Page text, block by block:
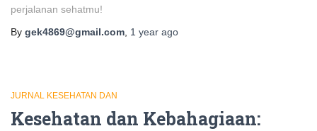
perjalanan sehatmu!
By gek4869@gmail.com 1 year ago
JURNAL KESEHATAN DAN
Kesehatan dan Kebahagiaan: